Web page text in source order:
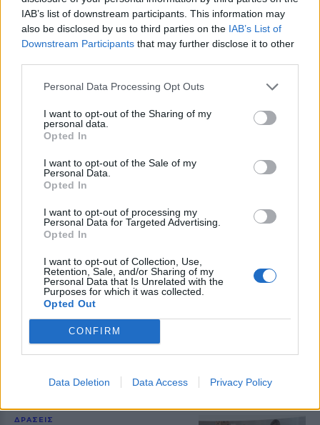
IAB’s list of downstream participants. This information may
also be disclosed by us to third parties on the IAB’s List of
Downstream Participants that may further disclose it to other
Personal Data Processing Opt Outs
I want to opt-out of the Sharing of my
personal data.
Opted In
I want to opt-out of the Sale of my
Personal Data.
Opted In
I want to opt-out of processing my
Personal Data for Targeted Advertising.
Opted In
I want to opt-out of Collection, Use,
Retention, Sale, and/or Sharing of my
Personal Data that Is Unrelated with the
Purposes for which it was collected.
Opted Out
CONFIRM
Data Deletion Data Access Privacy Policy
αποκαλυπτήρια του οικονομικού
προγράμματος της ΕΛ.Α.Σ.
Ο Αλέξης Τσίπρας παρουσιάζει
στις αρχές Σεπτεμβρίου το
Αριστερής Συμπαράταξης για την
δικαιοσύνη, την παραγωγική
του κοινωνικού κράτους
Μέρα και νύχτα ανοιχτές οι
πόρτες της Παναγίας στην
Αγιάσο
μεσάνυχτα του
Δεκαπενταύγουστου οι πόρτες του
Προσκυνήματος θα παραμένουν
ιδιαίτερα για τους οδοιπόρους
ΕΛΛΑΔΑ
Νέο κύμα θυελλωδών ανέμων
θέτει σε επιφυλακή την Πολιτική
Προστασία
Βόρειοι - βορειοανατολικοί άνεμοι
έως 8 μποφόρ και ριπές που τοπικά
ΔΡΑΣΕΙΣ